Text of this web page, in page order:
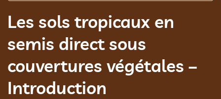
Les sols tropicaux en
semis direct sous
couvertures végétales –
Introduction